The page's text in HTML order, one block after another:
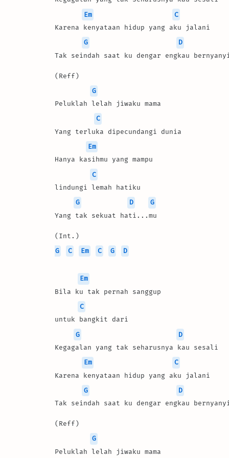
Em
C
Karena kenyataan hidup yang aku jalani
G
D
Tak seindah saat ku dengar engkau
(Reff)
G
Peluklah lelah jiwaku mama
C
Yang terluka dipecundangi dunia
Em
Hanya kasihmu yang mampu
C
lindungi lemah hatiku
G
D
G
Yang tak sekuat hati...mu
(Int.)
G
C Em C G D
Em
Bila ku tak pernah sanggup
C
untuk bangkit dari
G
D
Kegagalan yang tak seharusnya kau sesali
Em
C
Karena kenyataan hidup yang aku jalani
G
D
Tak seindah saat ku dengar engkau
(Reff)
G
Peluklah lelah jiwaku mama